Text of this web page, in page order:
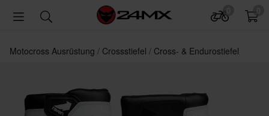
Motocross Ausrüstung Crossstiefel Cross- & Endurostiefel